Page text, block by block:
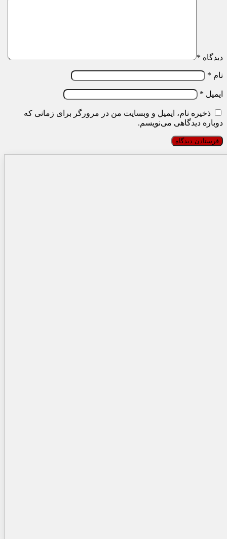
دیدگاه *
نام *
ایمیل *
ذخیره نام، ایمیل و وبسایت من در مرورگر برای زمانی که
دوباره دیدگاهی می‌نویسم.